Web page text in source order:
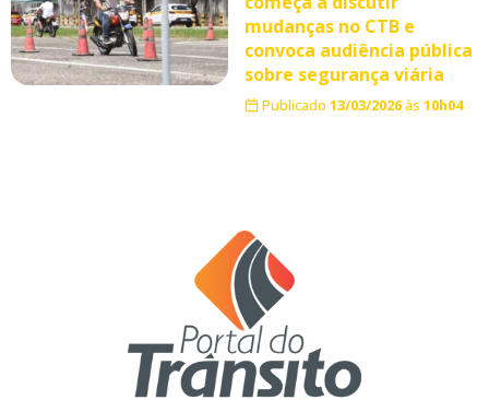
mudanças no CTB e
convoca audiência pública
sobre segurança viária
Publicado 13/03/2026às 10h04